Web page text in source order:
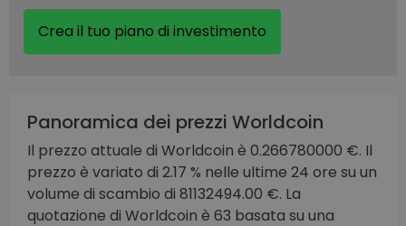
Crea il tuo piano di investimento
Panoramica dei prezzi Worldcoin
Il prezzo attuale di Worldcoin è 0.266780000 €. Il
prezzo è variato di 2.17 % nelle ultime 24 ore su un
volume di scambio di 81132494.00 €. La
quotazione di Worldcoin è 63 basata su una